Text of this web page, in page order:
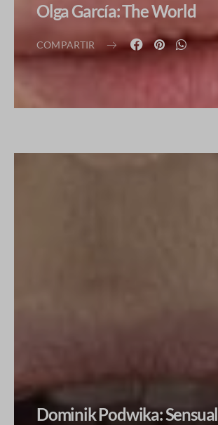
Olga García: The World
COMPARTIR
Dominik Podwika: Sensual